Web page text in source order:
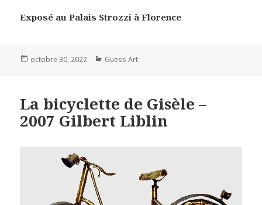
Exposé au Palais Strozzi à Florence
Posted
octobre 30, 2022 Categories
Guess Art
La bicyclette de Gisèle –
2007 Gilbert Liblin